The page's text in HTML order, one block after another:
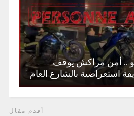
.. أمن مراكش يوقف
استعراضية بالشارع العام
أقدم مقال